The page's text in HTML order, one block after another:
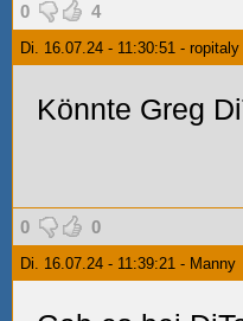
0 4
Di. 16.07.24 - 11:30:51 - ropitaly
Könnte Greg
0 0
Di. 16.07.24 - 11:39:21 - Manny